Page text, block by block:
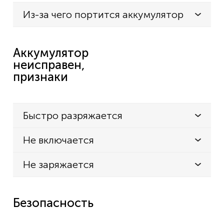
Из-за чего портится аккумулятор
Аккумулятор
неисправен,
признаки
Быстро разряжается
Не включается
Не заряжается
Безопасность